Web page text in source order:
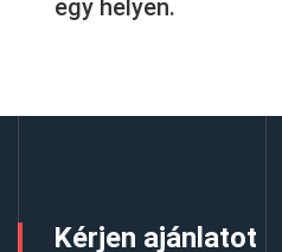
egy helyen.
Kérjen ajánlatot